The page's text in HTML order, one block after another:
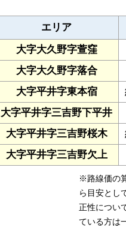
エリア
大字大久野字萱窪
大字大久野字落合
大字平井字東本宿
大字平井字三吉野下平井
大字平井字三吉野桜木
大字平井字三吉野欠上
※路線価の
ら目安とし
正性につい
ている方は